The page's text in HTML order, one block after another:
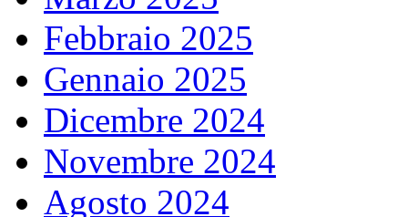
Febbraio 2025
Gennaio 2025
Dicembre 2024
Novembre 2024
Agosto 2024